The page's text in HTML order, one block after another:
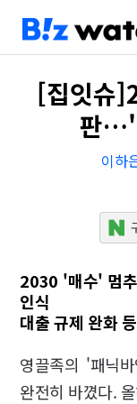
[집잇슈
판…'
이하
2030 '매수' 멈
인식
대출 규제 완화
영끌족의 '패닉
완전히 바꼈다.